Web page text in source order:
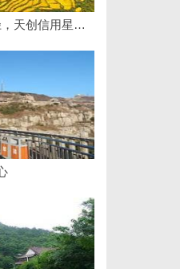
多方共探金融AI落地路径，天创信用星图AI助力产业金融智能升级